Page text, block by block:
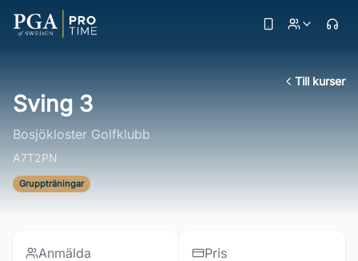
Till kurser
Sving 3
Bosjökloster Golfklubb
A7T2PN
Gruppträningar
Anmälda
Pris